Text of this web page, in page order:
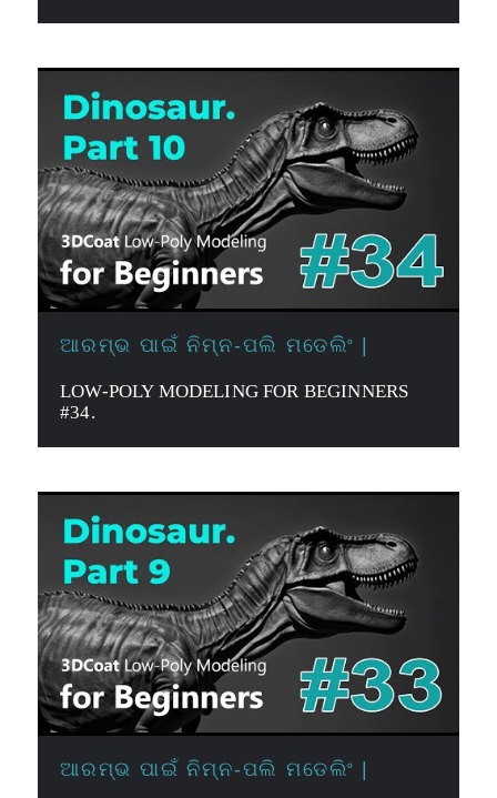
ଆରମ୍ଭ ପାଇଁ ନିମ୍ନ-ପଲି ମଡେଲିଂ |
LOW-POLY MODELING FOR BEGINNERS
#34.
ଆରମ୍ଭ ପାଇଁ ନିମ୍ନ-ପଲି ମଡେଲିଂ |